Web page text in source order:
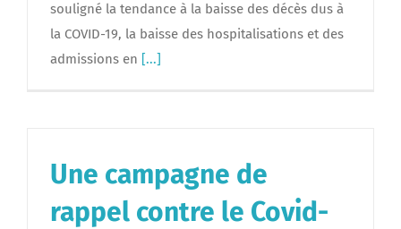
souligné la tendance à la baisse des décès dus à
la COVID-19, la baisse des hospitalisations et des
admissions en [...]
Une campagne de
rappel contre le Covid-